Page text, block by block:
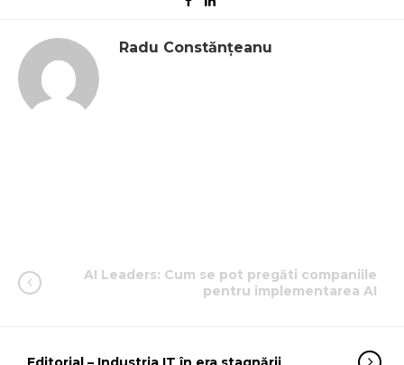
Radu Constănțeanu
AI Leaders: Cum se pot pregăti companiile
pentru implementarea AI